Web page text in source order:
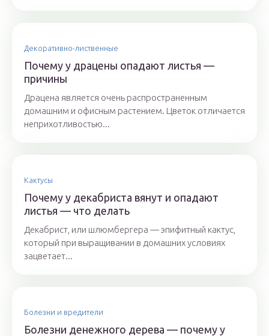
Декоративно-лиственные
Почему у драцены опадают листья —
причины
Драцена является очень распространенным
домашним и офисным растением. Цветок отличается
неприхотливостью...
Кактусы
Почему у декабриста вянут и опадают
листья — что делать
Декабрист, или шлюмбергера — эпифитный кактус,
который при выращивании в домашних условиях
зацветает...
Болезни и вредители
Болезни денежного дерева — почему у